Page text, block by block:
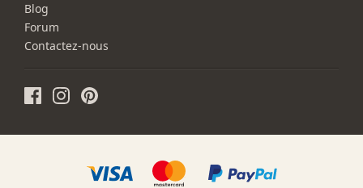
Blog
Forum
Contactez-nous